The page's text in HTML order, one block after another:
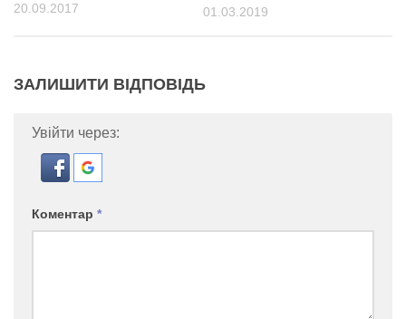
20.09.2017 01.03.2019
ЗАЛИШИТИ ВІДПОВІДЬ
Увійти через:
Коментар *